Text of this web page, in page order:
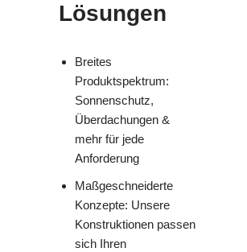
Lösungen
Breites
Produktspektrum:
Sonnenschutz,
Überdachungen &
mehr für jede
Anforderung
Maßgeschneiderte
Konzepte: Unsere
Konstruktionen passen
sich Ihren